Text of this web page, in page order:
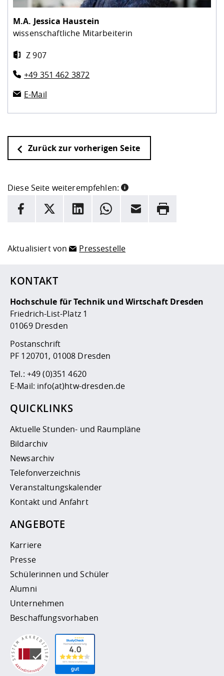
M.A. Jessica Haustein
wissenschaftliche Mitarbeiterin
Z 907
+49 351 462 3872
E-Mail
Zurück zur vorherigen Seite
Diese Seite weiterempfehlen:
INFORMATION
Hier stehen weitere Informationen und ein Link zur
Facebook
X LinkedInWhatsappE-Mail Drucken
Aktualisiert von Pressestelle
KONTAKT
Hochschule für Technik und Wirtschaft Dresden
Friedrich-List-Platz 1
01069 Dresden
Postanschrift
PF 120701, 01008 Dresden
Tel.: +49 (0)351 4620
E-Mail: info(at)htw-dresden.de
QUICKLINKS
Aktuelle Stunden- und Raumpläne
Bildarchiv
Newsarchiv
Telefonverzeichnis
Veranstaltungskalender
Kontakt und Anfahrt
ANGEBOTE
Karriere
Presse
Schülerinnen und Schüler
Alumni
Unternehmen
Beschaffungsvorhaben